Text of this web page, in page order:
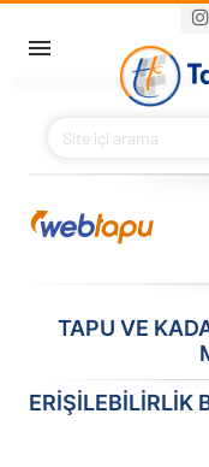
Main
BAKANIMIZ
KURUMSAL
İLETIŞIM
TAPU VE
ERİŞİLEBİLİRLİK